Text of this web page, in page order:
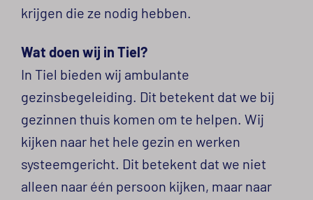
krijgen die ze nodig hebben.
Wat doen wij in Tiel?
In Tiel bieden wij ambulante
gezinsbegeleiding. Dit betekent dat we bij
gezinnen thuis komen om te helpen. Wij
kijken naar het hele gezin en werken
systeemgericht. Dit betekent dat we niet
alleen naar één persoon kijken, maar naar